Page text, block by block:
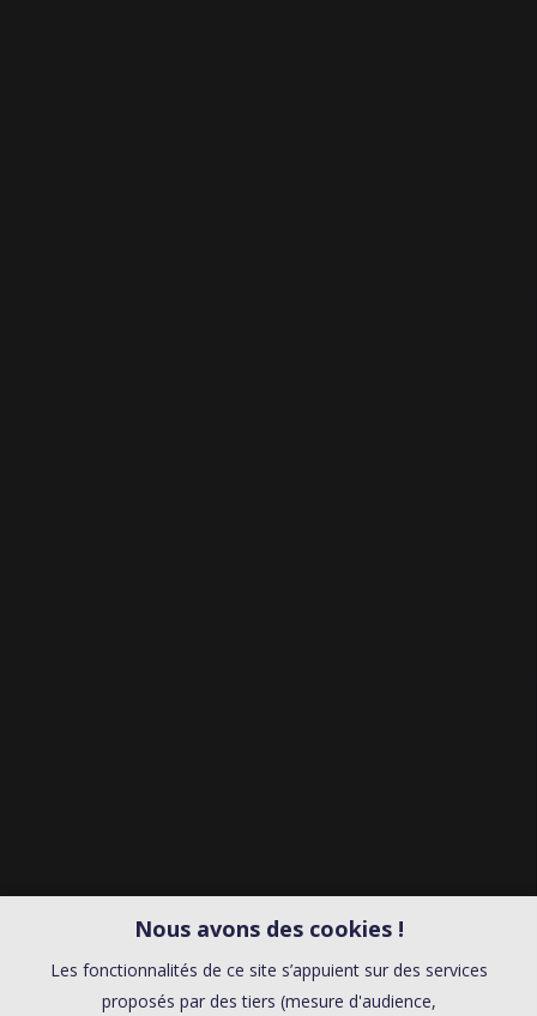
Nous avons des cookies !
Les fonctionnalités de ce site s’appuient sur des services
proposés par des tiers (mesure d'audience,